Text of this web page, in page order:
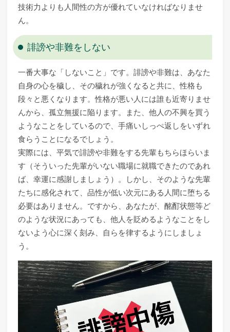
技術力よりも人間性の方が優れていなければなりませ
ん。
誹謗や非難をしない
一番大事な「しないこと」です。誹謗や非難は、あなた
自身の心を穢し、その穢れが強くなると共に、性格も
段々と悪くなります。性格が悪い人には誰も近寄りませ
んから、孤立無援に陥ります。また、他人の不興を買う
ようなことをしているので、手痛いしっぺ返しをいずれ
食らうことになるでしょう。
実際には、平気で誹謗や非難をする先輩もちらほらいま
す（そういった先輩がいない職場に就職できたのであれ
ば、幸運に感謝しましょう）。しかし、そのような先輩
たちに感化されて、品性が低い次元にある人間に堕ちる
必要はありません。ですから、あなたが、酩酊状態等ど
のような状況にあっても、他人を貶めるようなことをし
ないよう心に深く刻み、自らを律するようにしましょ
う。